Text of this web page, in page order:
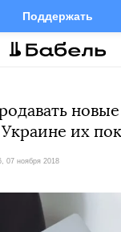
Поддержать
FacebookTelegramTwitter
их
07 ноября 2018